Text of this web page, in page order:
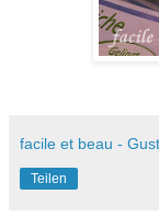
facile et beau -
Teilen